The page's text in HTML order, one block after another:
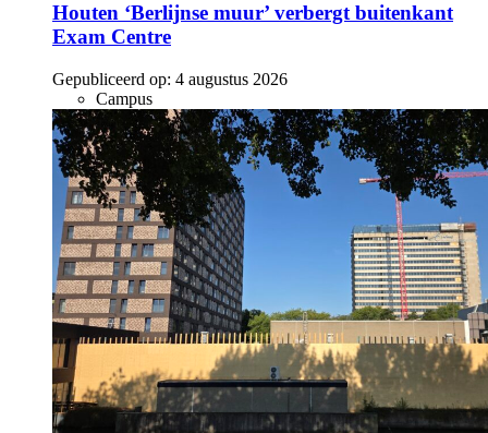
Houten ‘Berlijnse muur’ verbergt buitenkant
Exam Centre
Gepubliceerd op: 4 augustus 2026
Campus